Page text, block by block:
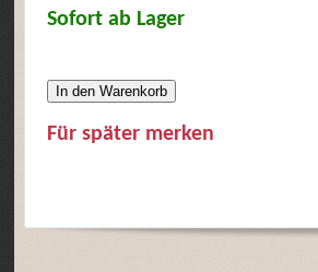
Sofort ab Lager
In den Warenkorb
Für später merken